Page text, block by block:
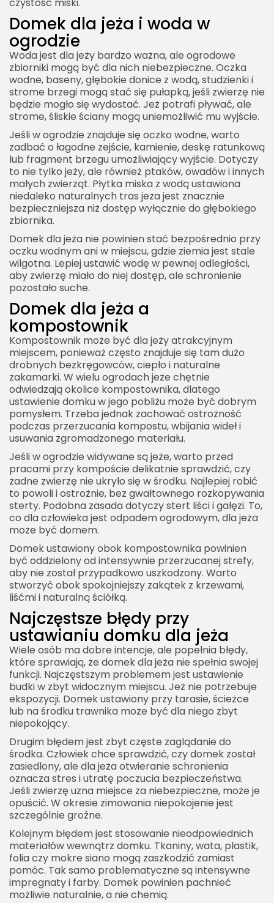
czystość miski.
Domek dla jeża i woda w
ogrodzie
Woda jest dla jeży bardzo ważna, ale ogrodowe
zbiorniki mogą być dla nich niebezpieczne. Oczka
wodne, baseny, głębokie donice z wodą, studzienki i
strome brzegi mogą stać się pułapką, jeśli zwierzę nie
będzie mogło się wydostać. Jeż potrafi pływać, ale
strome, śliskie ściany mogą uniemożliwić mu wyjście.
Jeśli w ogrodzie znajduje się oczko wodne, warto
zadbać o łagodne zejście, kamienie, deskę ratunkową
lub fragment brzegu umożliwiający wyjście. Dotyczy
to nie tylko jeży, ale również ptaków, owadów i innych
małych zwierząt. Płytka miska z wodą ustawiona
niedaleko naturalnych tras jeża jest znacznie
bezpieczniejsza niż dostęp wyłącznie do głębokiego
zbiornika.
Domek dla jeża nie powinien stać bezpośrednio przy
oczku wodnym ani w miejscu, gdzie ziemia jest stale
wilgotna. Lepiej ustawić wodę w pewnej odległości,
aby zwierzę miało do niej dostęp, ale schronienie
pozostało suche.
Domek dla jeża a
kompostownik
Kompostownik może być dla jeży atrakcyjnym
miejscem, ponieważ często znajduje się tam dużo
drobnych bezkręgowców, ciepło i naturalne
zakamarki. W wielu ogrodach jeże chętnie
odwiedzają okolice kompostownika, dlatego
ustawienie domku w jego pobliżu może być dobrym
pomysłem. Trzeba jednak zachować ostrożność
podczas przerzucania kompostu, wbijania wideł i
usuwania zgromadzonego materiału.
Jeśli w ogrodzie widywane są jeże, warto przed
pracami przy kompoście delikatnie sprawdzić, czy
żadne zwierzę nie ukryło się w środku. Najlepiej robić
to powoli i ostrożnie, bez gwałtownego rozkopywania
sterty. Podobna zasada dotyczy stert liści i gałęzi. To,
co dla człowieka jest odpadem ogrodowym, dla jeża
może być domem.
Domek ustawiony obok kompostownika powinien
być oddzielony od intensywnie przerzucanej strefy,
aby nie został przypadkowo uszkodzony. Warto
stworzyć obok spokojniejszy zakątek z krzewami,
liśćmi i naturalną ściółką.
Najczęstsze błędy przy
ustawianiu domku dla jeża
Wiele osób ma dobre intencje, ale popełnia błędy,
które sprawiają, że domek dla jeża nie spełnia swojej
funkcji. Najczęstszym problemem jest ustawienie
budki w zbyt widocznym miejscu. Jeż nie potrzebuje
ekspozycji. Domek ustawiony przy tarasie, ścieżce
lub na środku trawnika może być dla niego zbyt
niepokojący.
Drugim błędem jest zbyt częste zaglądanie do
środka. Człowiek chce sprawdzić, czy domek został
zasiedlony, ale dla jeża otwieranie schronienia
oznacza stres i utratę poczucia bezpieczeństwa.
Jeśli zwierzę uzna miejsce za niebezpieczne, może je
opuścić. W okresie zimowania niepokojenie jest
szczególnie groźne.
Kolejnym błędem jest stosowanie nieodpowiednich
materiałów wewnątrz domku. Tkaniny, wata, plastik,
folia czy mokre siano mogą zaszkodzić zamiast
pomóc. Tak samo problematyczne są intensywne
impregnaty i farby. Domek powinien pachnieć
możliwie naturalnie, a nie chemią.